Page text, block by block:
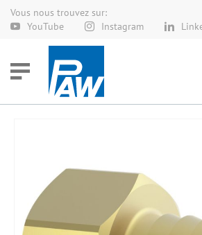
Vous nous trouvez sur:
YouTube
Instagram
Allez
images
gallery